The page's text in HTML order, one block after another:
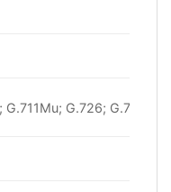
G.711Mu; G.726; G.723